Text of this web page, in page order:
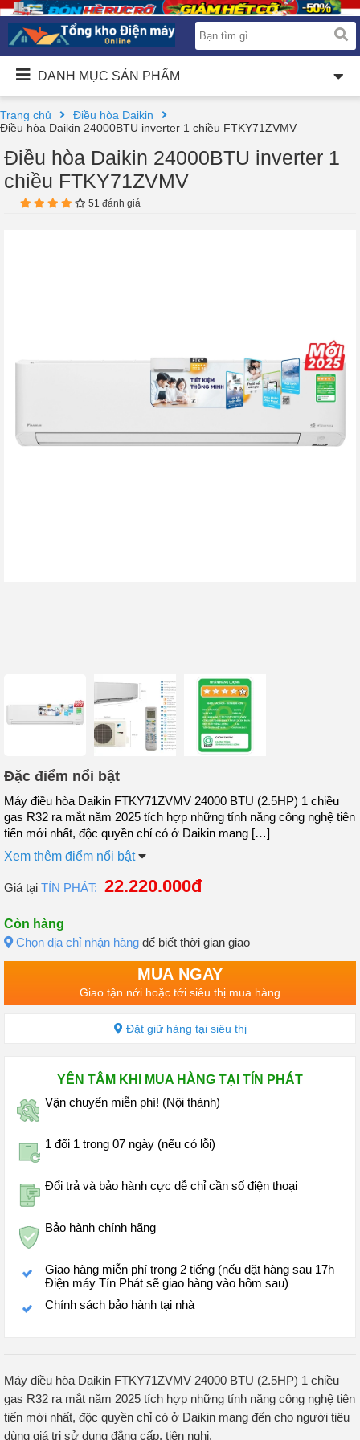
DANH MỤC SẢN PHẨM
Trang chủ
Điều hòa Daikin
Điều hòa Daikin 24000BTU inverter 1 chiều FTKY71ZVMV
Điều hòa Daikin 24000BTU inverter 1
chiều FTKY71ZVMV
51 đánh giá
Đặc điểm nổi bật
Máy điều hòa Daikin FTKY71ZVMV 24000 BTU (2.5HP) 1 chiều
gas R32 ra mắt năm 2025 tích hợp những tính năng công nghệ tiên
tiến mới nhất, độc quyền chỉ có ở Daikin mang […]
Xem thêm điểm nổi bật
Giá tại TÍN PHÁT: 22.220.000đ
Còn hàng
Chọn địa chỉ nhận hàng để biết thời gian giao
MUA NGAY
Giao tận nới hoặc tới siêu thị mua hàng
Đặt giữ hàng tại siêu thị
YÊN TÂM KHI MUA HÀNG TẠI TÍN PHÁT
Vận chuyển miễn phí! (Nội thành)
1 đổi 1 trong 07 ngày (nếu có lỗi)
Đổi trả và bảo hành cực dễ chỉ cần số điện thoại
Bảo hành chính hãng
Giao hàng miễn phí trong 2 tiếng (nếu đặt hàng sau 17h
Điện máy Tín Phát sẽ giao hàng vào hôm sau)
Chính sách bảo hành tại nhà
Máy điều hòa Daikin FTKY71ZVMV 24000 BTU (2.5HP) 1 chiều
gas R32 ra mắt năm 2025 tích hợp những tính năng công nghệ tiên
tiến mới nhất, độc quyền chỉ có ở Daikin mang đến cho người tiêu
dùng giá trị sử dụng đẳng cấp, tiện nghi.